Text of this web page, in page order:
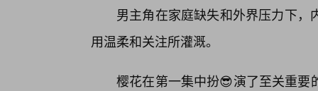
男主角在家庭缺失和外界压力下
用温柔和关注所灌溉。
樱花在第一集中扮😎演了至关重要